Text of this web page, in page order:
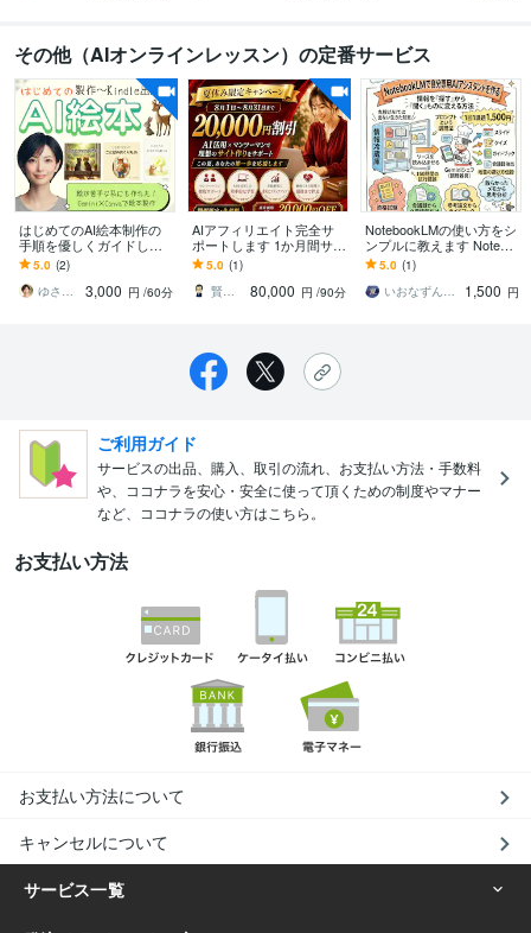
その他（AIオンラインレッスン）の定番サービス
はじめてのAI絵本制作の
手順を優しくガイドしま
す 私にも出来た！絵やAI
が苦手でも、絵本は作れ
ます♪
5.0 (2)
ゆさこ ☘ 心和らぐ拠り所
3,000 円 /60分
AIアフィリエイト完全サ
ポートします 1か月間サポ
ート！プロアフィリエイ
ターがアフィリエイト伝
授
5.0 (1)
賢者企画
80,000 円 /90分
NotebookLMの使い方をシ
ンプルに教えます Notebo
okLMを通して自分だけの
AI図書館が作れます！
5.0 (1)
いおなずん｜Google AI活用推進
1,500 円
ご利用ガイド
サービスの出品、購入、取引の流れ、お支払い方法・手数料
や、ココナラを安心・安全に使って頂くための制度やマナー
など、ココナラの使い方はこちら。
お支払い方法
お支払い方法について
キャンセルについて